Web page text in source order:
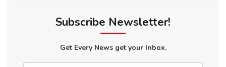
Subscribe Newsletter!
Get Every News get your Inbox.